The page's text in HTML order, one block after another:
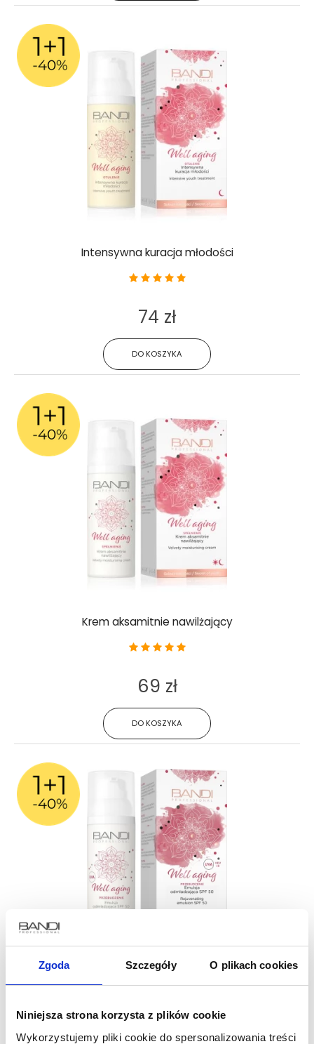
Zgoda Szczegóły O plikach cookies
Niniejsza strona korzysta z plików cookie
Wykorzystujemy pliki cookie do spersonalizowania treści
Intensywna kuracja młodości
DO KOSZYKA
74 zł
Krem aksamitnie nawilżający
DO KOSZYKA
69 zł
Emulsja odmładzająca SPF 50
74 zł